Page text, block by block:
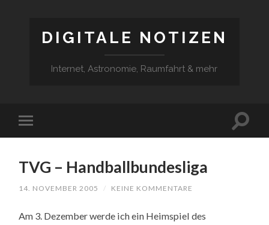
DIGITALE NOTIZEN
Internet, Astronomie, Raumfahrt & mehr
TVG – Handballbundesliga
14. NOVEMBER 2005 / KEINE KOMMENTARE
Am 3. Dezember werde ich ein Heimspiel des